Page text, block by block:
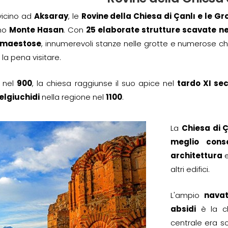
ad Aksaray, le Rovine della Chiesa di Çanlı e le
Monte Hasan. Con 25 elaborate strutture scavate
, innumerevoli stanze nelle grotte e numerose
pena visitare.
900, la chiesa raggiunse il suo apice nel tardo XI
nella regione nel 1100.
La Chiesa di
meglio
architettura
altri edifici.
L'ampio
absidi è la
centrale era